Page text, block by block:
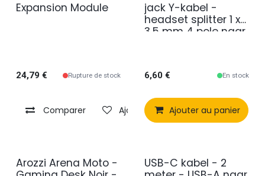
Expansion Module
24,79 € Rupture de stock
Comparer Ajouter à la liste de souhaits
jack Y-kabel -
headset splitter 1 x
3,5 mm 4 pole naar
6,60€ En stock
Ajouter au panier
Arozzi Arena Moto -
USB-C kabel - 2